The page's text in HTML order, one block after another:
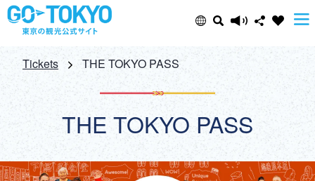
Select Language
日本語
ENGLISH
中文(简体)
Share this page
Tickets THE TOKYO PASS
THE TOKYO PASS